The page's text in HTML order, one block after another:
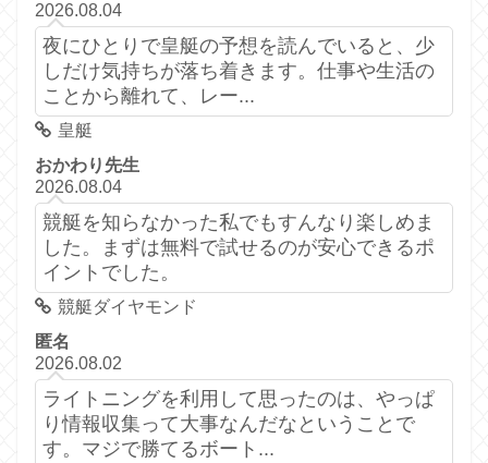
2026.08.04
夜にひとりで皇艇の予想を読んでいると、少
しだけ気持ちが落ち着きます。仕事や生活の
ことから離れて、レー...
皇艇
おかわり先生
2026.08.04
競艇を知らなかった私でもすんなり楽しめま
した。まずは無料で試せるのが安心できるポ
イントでした。
競艇ダイヤモンド
匿名
2026.08.02
ライトニングを利用して思ったのは、やっぱ
り情報収集って大事なんだなということで
す。マジで勝てるボート...